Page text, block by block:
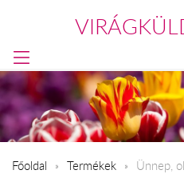
Főoldal Termékek Ünnep,